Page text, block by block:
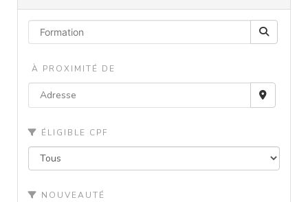
À PROXIMITÉ DE
ÉLIGIBLE CPF
NOUVEAUTÉ